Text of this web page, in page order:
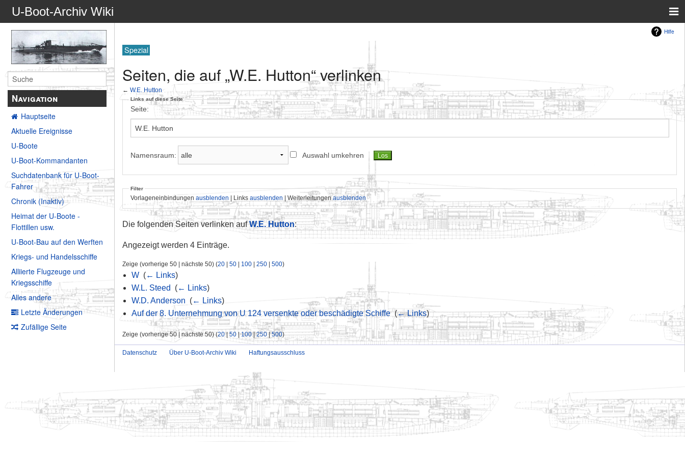
U-Boot-Archiv Wiki
Navigation
Hauptseite
Aktuelle Ereignisse
U-Boote
U-Boot-Kommandanten
Suchdatenbank für U-Boot-
Fahrer
Chronik (Inaktiv)
Heimat der U-Boote -
Flottillen usw.
U-Boot-Bau auf den Werften
Kriegs- und Handelsschiffe
Alliierte Flugzeuge und
Kriegsschiffe
Alles andere
Letzte Änderungen
Zufällige Seite
Hilfe
Spezial
Seiten, die auf „W.E. Hutton“ verlinken
←W.E. Hutton
Links auf diese Seite
Seite:
Namensraum: Auswahl umkehren
Filter
Vorlageneinbindungen ausblenden | Links ausblenden | Weiterleitungenausblenden
Die folgenden Seiten verlinken aufW.E. Hutton:
Angezeigt werden 4 Einträge.
Zeige (vorherige 50 | nächste 50) (20 |50 100 |250 |500)
W‎ (← Links)
W.L. Steed
(← Links)
W.D. Anderson (← Links)
Auf der 8. Unternehmung von U 124 versenkte oder beschädigte Schiffe‎(← Links)
Zeige (vorherige 50 | nächste 50) (20|50 |100|250|500)
Datenschutz Über U-Boot-Archiv Wiki Haftungsausschluss